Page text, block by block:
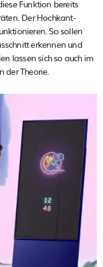
Funktion bereits
Der Hochkant-
So sollen
erkennen und
lassen sich so auch im
der Theorie.